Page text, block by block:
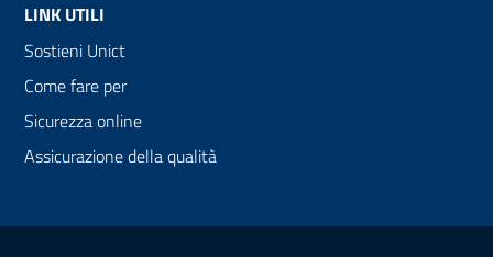
LINK UTILI
Sostieni Unict
Come fare per
Sicurezza online
Assicurazione della qualità
Link e informazioni utili